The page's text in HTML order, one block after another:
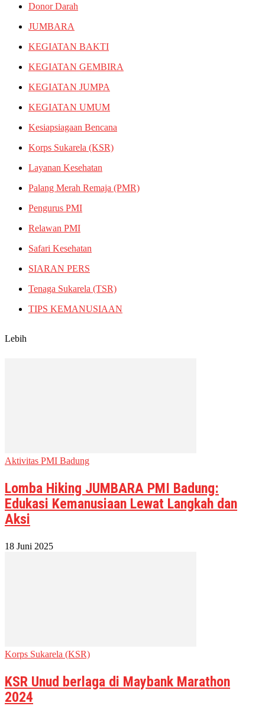
Donor Darah
JUMBARA
KEGIATAN BAKTI
KEGIATAN GEMBIRA
KEGIATAN JUMPA
KEGIATAN UMUM
Kesiapsiagaan Bencana
Korps Sukarela (KSR)
Layanan Kesehatan
Palang Merah Remaja (PMR)
Pengurus PMI
Relawan PMI
Safari Kesehatan
SIARAN PERS
Tenaga Sukarela (TSR)
TIPS KEMANUSIAAN
Lebih
Aktivitas PMI Badung
Lomba Hiking JUMBARA PMI Badung:
Edukasi Kemanusiaan Lewat Langkah dan
Aksi
18 Juni 2025
Korps Sukarela (KSR)
KSR Unud berlaga di Maybank Marathon
2024